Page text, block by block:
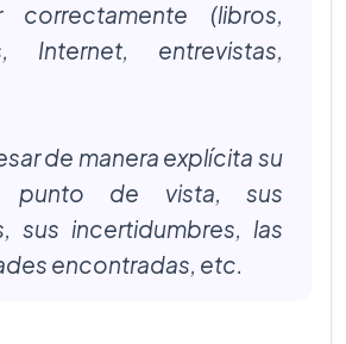
(libros,
Internet, entrevistas,
de manera explícita su
punto de vista, sus
sus incertidumbres, las
encontradas, etc.